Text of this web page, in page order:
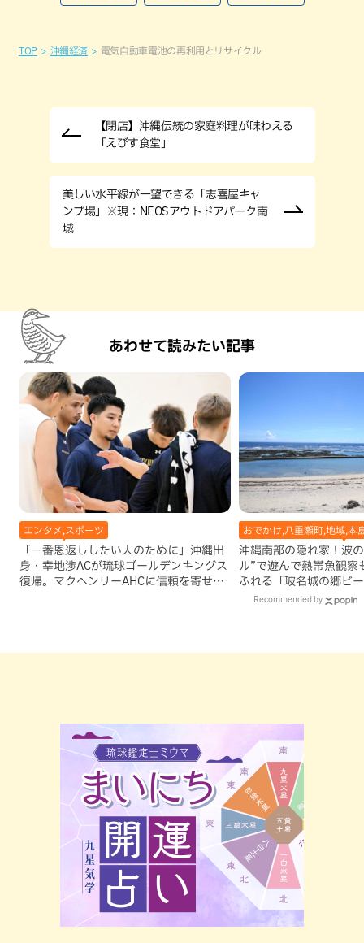
TOP 沖縄経済 電気自動車電池の再利用とリサイクル
【閉店】沖縄伝統の家庭料理が味わえる
「えびす食堂」
美しい水平線が一望できる「志喜屋キャ
ンプ場」※現：NEOSアウトドアパーク南
城
あわせて読みたい記事
エンタメ,スポーツ
「一番恩返ししたい人のために」沖縄出
身・幸地渉ACが琉球ゴールデンキングス
復帰。マクヘンリーAHCに信頼を寄せる
おでかけ,八重瀬町,地域,本
沖縄南部の隠れ家！波
ル”で遊んで熱帯魚観察
ふれる「玻名城の郷ビ
町）Recommended by